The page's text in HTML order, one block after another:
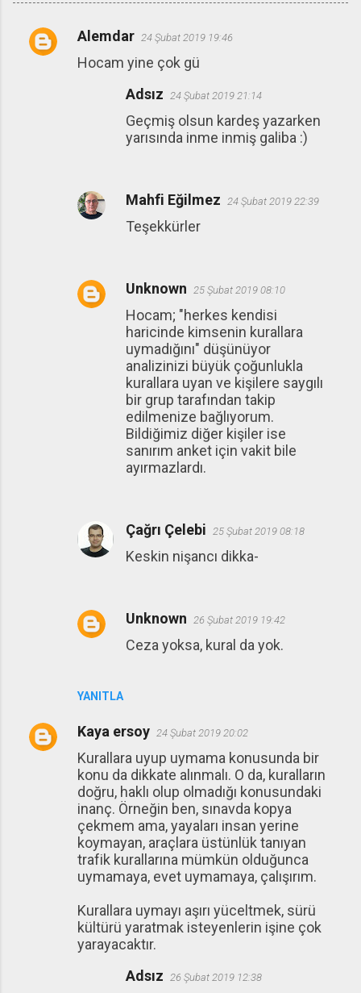
Y
Alemdar 24 Şubat 2019 19:46
Hocam yine çok gü
YANITLA
Adsız 24 Şubat 2019 21:14
Geçmiş olsun kardeş yazarken
yarısında inme inmiş galiba :)
Mahfi Eğilmez 24 Şubat 2019 22:39
Teşekkürler
Unknown 25 Şubat 2019 08:10
Hocam; "herkes kendisi
haricinde kimsenin kurallara
uymadığını" düşünüyor
analizinizi büyük çoğunlukla
kurallara uyan ve kişilere saygılı
bir grup tarafından takip
edilmenize bağlıyorum.
Bildiğimiz diğer kişiler ise
sanırım anket için vakit bile
ayırmazlardı.
Çağrı Çelebi 25 Şubat 2019 08:18
Keskin nişancı dikka-
Unknown 26 Şubat 2019 19:42
Ceza yoksa, kural da yok.
Kaya ersoy 24 Şubat 2019 20:02
Kurallara uyup uymama konusunda bir
konu da dikkate alınmalı. O da, kuralların
doğru, haklı olup olmadığı konusundaki
inanç. Örneğin ben, sınavda kopya
çekmem ama, yayaları insan yerine
koymayan, araçlara üstünlük tanıyan
trafik kurallarına mümkün olduğunca
uymamaya, evet uymamaya, çalışırım.
Kurallara uymayı aşırı yüceltmek, sürü
kültürü yaratmak isteyenlerin işine çok
yarayacaktır.
Adsız 26 Şubat 2019 12:38